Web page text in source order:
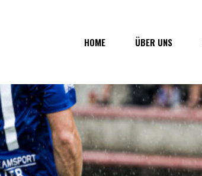
HOME ÜBER UNS
Über uns
Vorstand
Geschichte
Junkerau